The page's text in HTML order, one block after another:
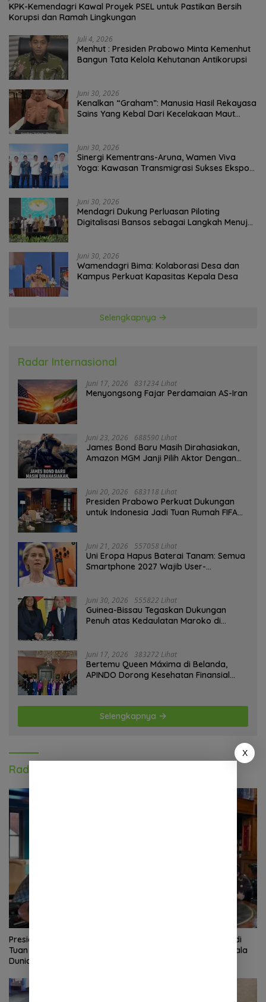
KPK-Kemendagri Kawal Proyek PSEL untuk Pastikan Bersih
Korupsi dan Ramah Lingkungan
Juli 4, 2026
Menhut : Presiden Prabowo Minta Kemenhut
Bangun Tata Kelola Kehutanan Antikorupsi
Juni 30, 2026
Kenalkan “Graham”: Manusia Hasil Rekayasa
Sains Yang Kebal Dari Kecelakaan Maut
Juni 30, 2026
Sinergi Kementrans-Aruna, Wamen Viva
Yoga: Kawasan Transmigrasi Sukses Ekspor
Juni 30, 2026
Mendagri Dukung Perluasan Piloting
Digitalisasi Bansos sebagai Langkah Menuju
Juni 30, 2026
Wamendagri Bima: Kolaborasi Desa dan
Kampus Perkuat Kapasitas Kepala Desa
Selengkapnya
Radar Internasional
Juni 17, 2026 831234 Lihat
Menyongsong Fajar Perdamaian AS-Iran
Juni 23, 2026 688590 Lihat
James Bond Baru Masih Dirahasiakan,
Amazon MGM Janji Pilih Aktor Dengan
Juni 20, 2026 683118 Lihat
Presiden Prabowo Perkuat Dukungan
untuk Indonesia Jadi Tuan Rumah FIFA
Juni 21, 2026 557058 Lihat
Uni Eropa Hapus Baterai Tanam: Semua
Smartphone 2027 Wajib User-
Juni 30, 2026 555822 Lihat
Guinea-Bissau Tegaskan Dukungan
Penuh atas Kedaulatan Maroko di
Juni 17, 2026 383272 Lihat
Bertemu Queen Máxima di Belanda,
APINDO Dorong Kesehatan Finansial
Selengkapnya
Radar Olahraga
Presiden Prabowo Perkuat Dukungan untuk Indonesia Jadi
Tuan Rumah FIFA ASEAN dan Persiapan Timnas Menuju Piala
Dunia 2030
X